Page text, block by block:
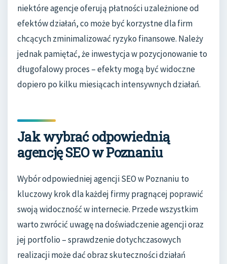
niektóre agencje oferują płatności uzależnione od
efektów działań, co może być korzystne dla firm
chcących zminimalizować ryzyko finansowe. Należy
jednak pamiętać, że inwestycja w pozycjonowanie to
długofalowy proces – efekty mogą być widoczne
dopiero po kilku miesiącach intensywnych działań.
Jak wybrać odpowiednią
agencję SEO w Poznaniu
Wybór odpowiedniej agencji SEO w Poznaniu to
kluczowy krok dla każdej firmy pragnącej poprawić
swoją widoczność w internecie. Przede wszystkim
warto zwrócić uwagę na doświadczenie agencji oraz
jej portfolio – sprawdzenie dotychczasowych
realizacji może dać obraz skuteczności działań